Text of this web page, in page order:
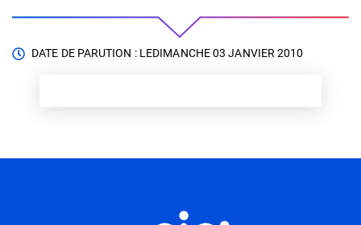
DATE DE PARUTION : LEDIMANCHE 03 JANVIER 2010